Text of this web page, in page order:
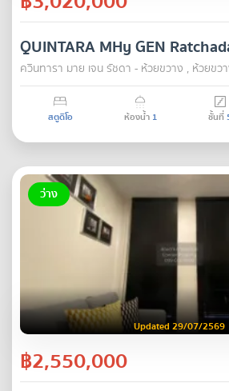
QUINTARA MHy GEN
ควินทารา มาย เจน รัชดา - ห้วยขวาง , ห้วยขว
สตูดิโอ ห้องน้ำ 1 ชั้นที่
ว่าง
Updated 29/07/2569
฿2,550,000